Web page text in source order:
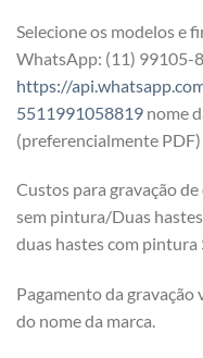
Selecione os modelos e
WhatsApp: (11) 99105-
https://
5511991058819 nome
(preferencialmente PDF)
Custos para gravação
sem pintura/Duas
duas hastes com pintura
Pagamento da
do nome da marca.